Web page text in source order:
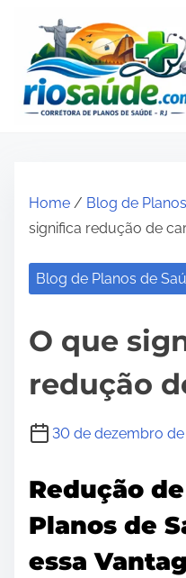
Home / Blog de
significa redução de
Blog de Planos de
O que
redução
30 de dezembro
Redução
Planos de
essa